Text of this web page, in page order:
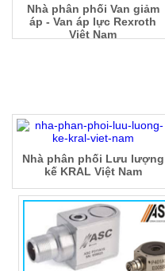
Nhà phân phối Van giảm
áp - Van áp lực Rexroth
Việt Nam
Nhà phân phối Lưu lượng
kế KRAL Việt Nam